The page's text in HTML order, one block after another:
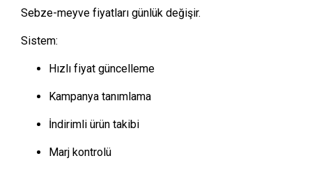
Sebze-meyve fiyatları günlük değişir.
Sistem:
Hızlı fiyat güncelleme
Kampanya tanımlama
İndirimli ürün takibi
Marj kontrolü